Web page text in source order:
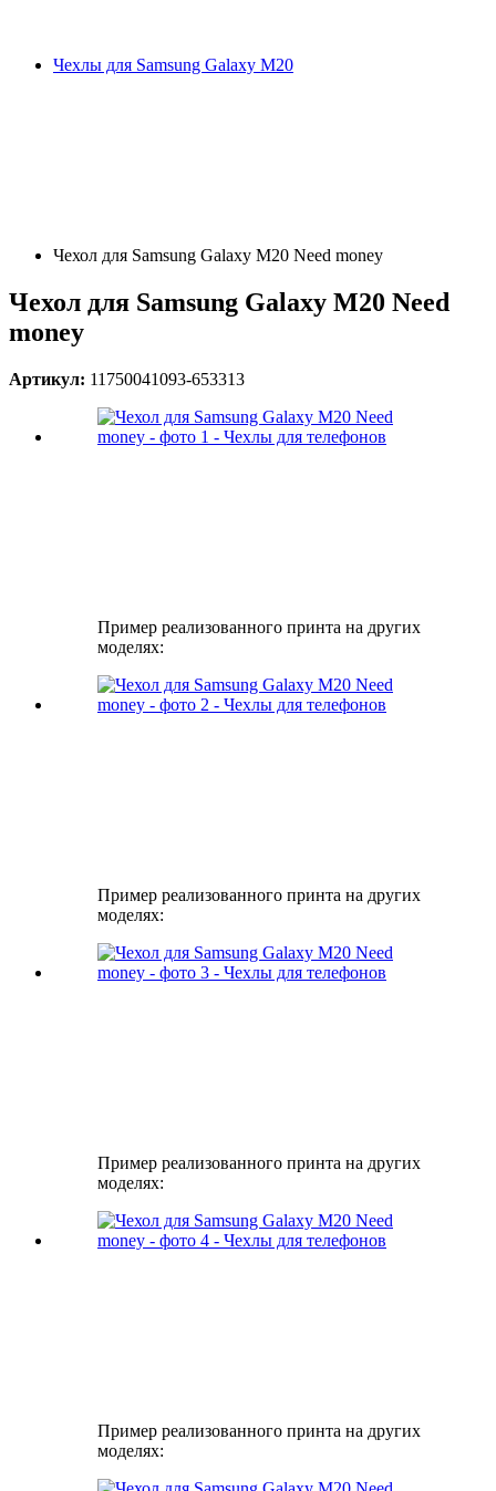
Чехлы для Samsung Galaxy M20
Чехол для Samsung Galaxy M20 Need money
Чехол для Samsung Galaxy M20 Need
money
Артикул: 11750041093-653313
Пример реализованного принта на других
моделях:
Пример реализованного принта на других
моделях:
Пример реализованного принта на других
моделях:
Пример реализованного принта на других
моделях: